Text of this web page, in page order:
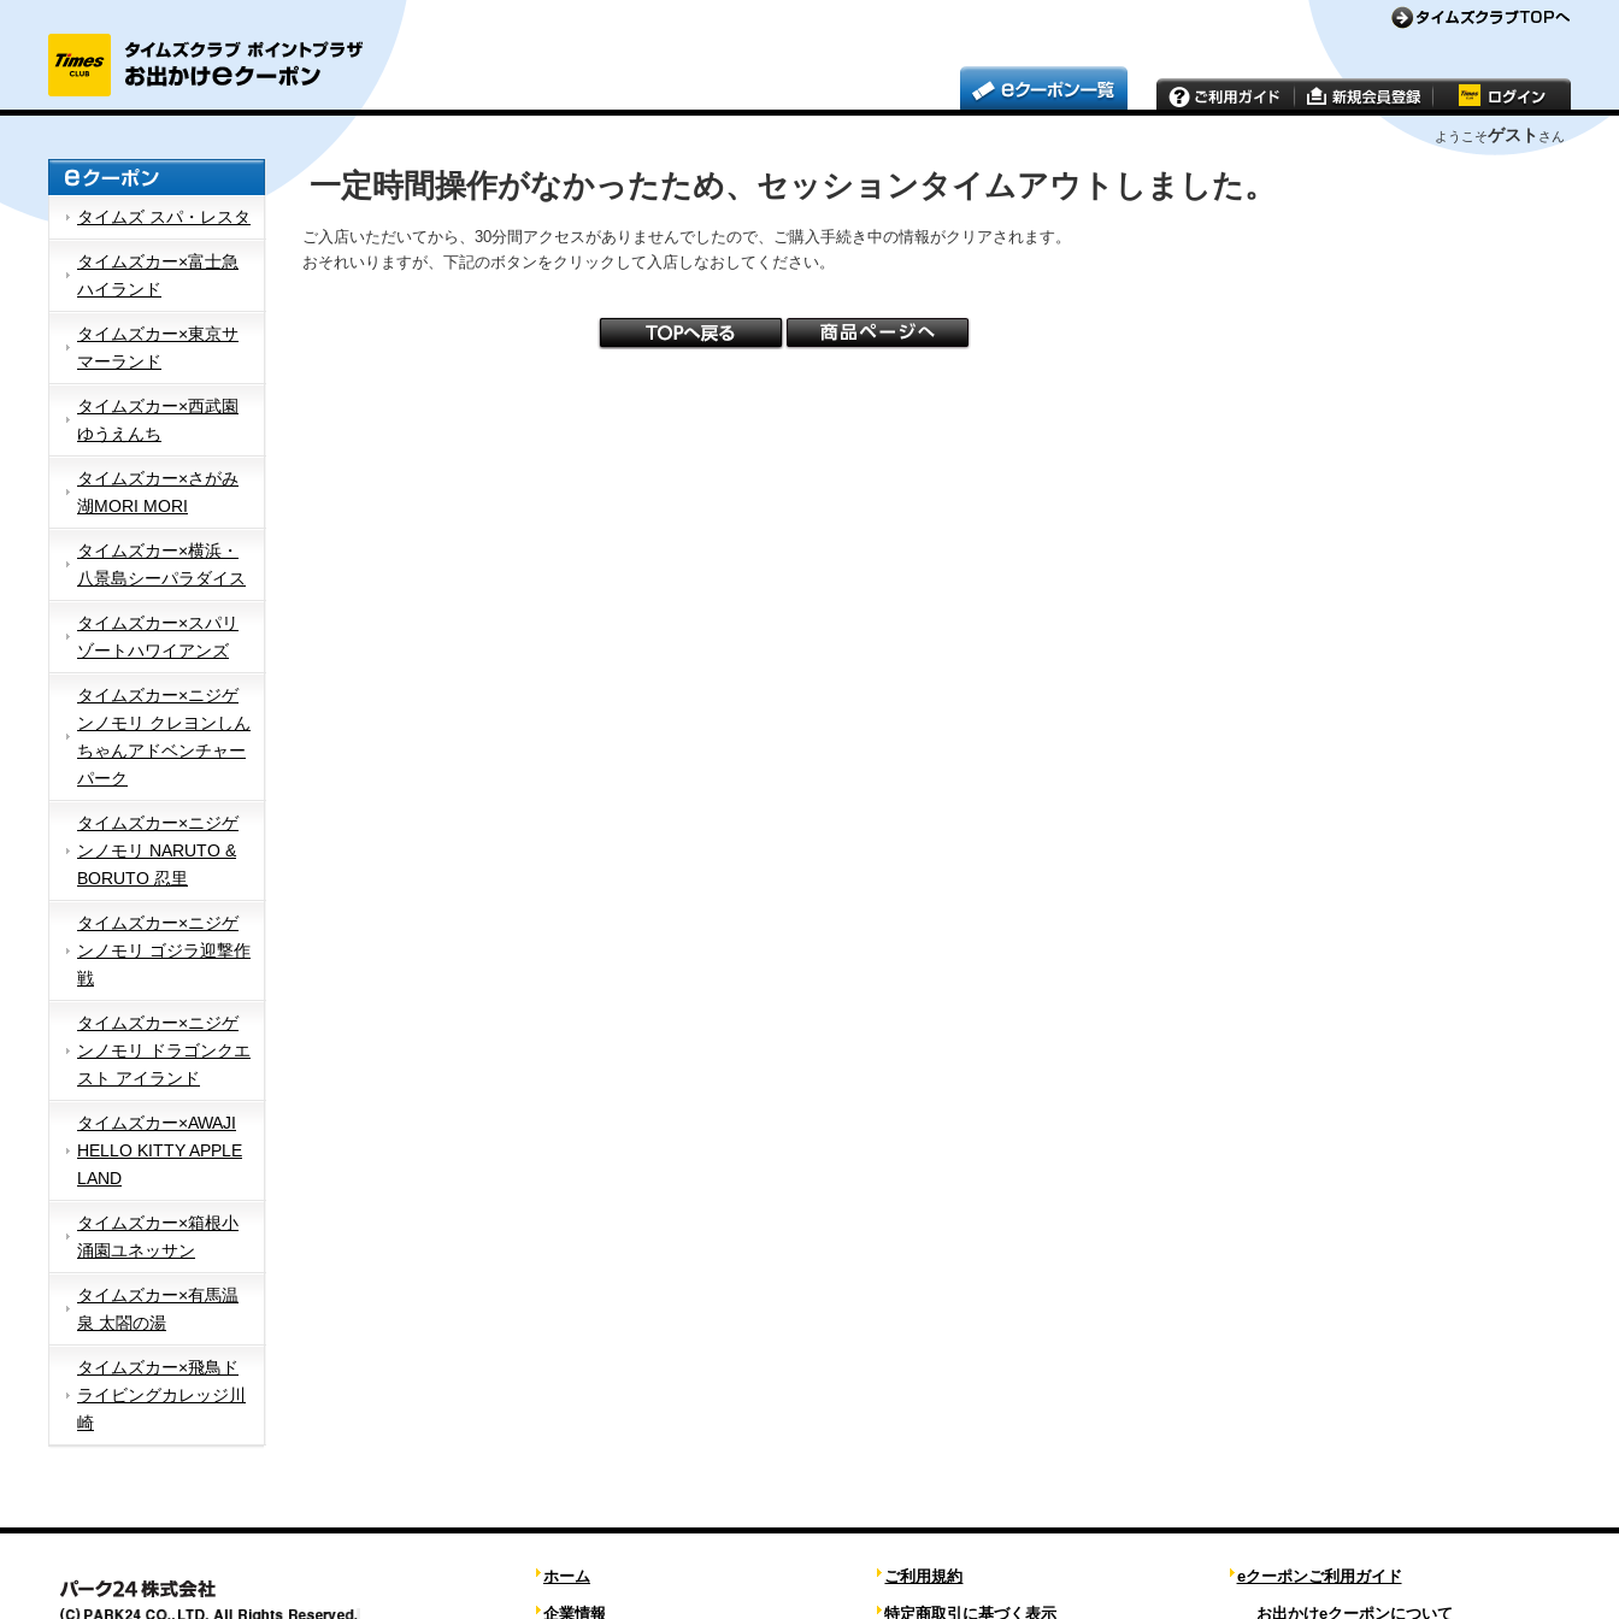
ようこそゲスト さん
タイムズ スパ・レスタ
タイムズカー×富士急
ハイランド
タイムズカー×東京サ
マーランド
タイムズカー×西武園
ゆうえんち
タイムズカー×さがみ
湖MORI MORI
タイムズカー×横浜・
八景島シーパラダイス
タイムズカー×スパリ
ゾートハワイアンズ
タイムズカー×ニジゲ
ンノモリ クレヨンしん
ちゃんアドベンチャー
パーク
タイムズカー×ニジゲ
ンノモリ NARUTO &
BORUTO 忍里
タイムズカー×ニジゲ
ンノモリ ゴジラ迎撃作
戦
タイムズカー×ニジゲ
ンノモリ ドラゴンクエ
スト アイランド
タイムズカー×AWAJI
HELLO KITTY APPLE
LAND
タイムズカー×箱根小
涌園ユネッサン
タイムズカー×有馬温
泉 太閤の湯
タイムズカー×飛鳥ド
ライビングカレッジ川
崎
一定時間操作がなかったため、セッションタイムアウトしました。
ご入店いただいてから、30分間アクセスがありませんでしたので、ご購入手続き中の情報がクリアされます。
おそれいりますが、下記のボタンをクリックして入店しなおしてください。
ホーム
企業情報
ご利用規約
特定商取引に基づく表示
eクーポンご利用ガイド
お出かけeクーポンについて